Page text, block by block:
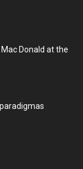
Donald at the